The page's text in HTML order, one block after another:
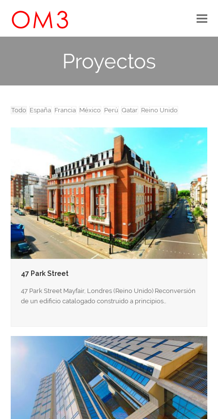
Proyectos
Todo España Francia México Perú Qatar Reino Unido
47 Park Street
47 Park Street Mayfair, Londres (Reino Unido) Reconversión
de un edificio catalogado construido a principios…